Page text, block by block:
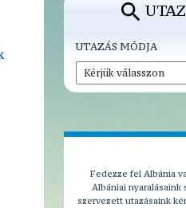
UTAZÁS MÓDJA
Fedezze fel Albánia
Albániai
szervezett utazásaink